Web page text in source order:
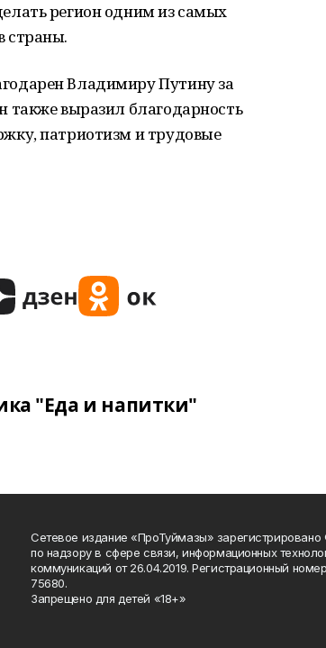
регион одним из самых
страны.
Владимиру Путину за
также выразил благодарность
патриотизм и трудовые
"Еда и напитки"
Сетевое издание «ПроТуймазы»
по надзору в сфере связи, информационных
коммуникаций от 26.04.2019. Регистрационный
75680.
Запрещено для детей «18+»